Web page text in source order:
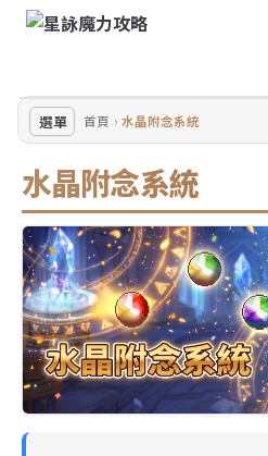
Skip to content
選單 首頁 水晶附念系統
水晶附念系統